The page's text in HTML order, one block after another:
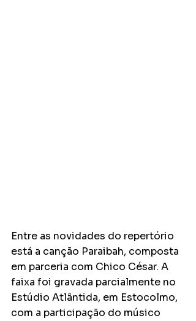
Entre as novidades do repertório
está a canção Paraibah, composta
em parceria com Chico César. A
faixa foi gravada parcialmente no
Estúdio Atlântida, em Estocolmo,
com a participação do músico